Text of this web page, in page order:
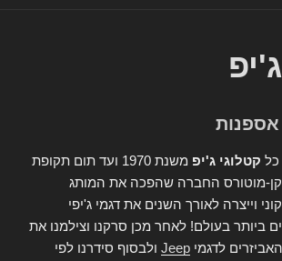
קטלוגי ג'יפ
משנת 1970 ועד תום תקופת
מוטורס החברה שהפכה את המותג
וייצרה לאורך השנים את דגמי ג'יפי
ביותר בעולם! לאחר מכן סרקנו וצילמנו את
לדגמי Jeep ולבסוף סידרנו לפי